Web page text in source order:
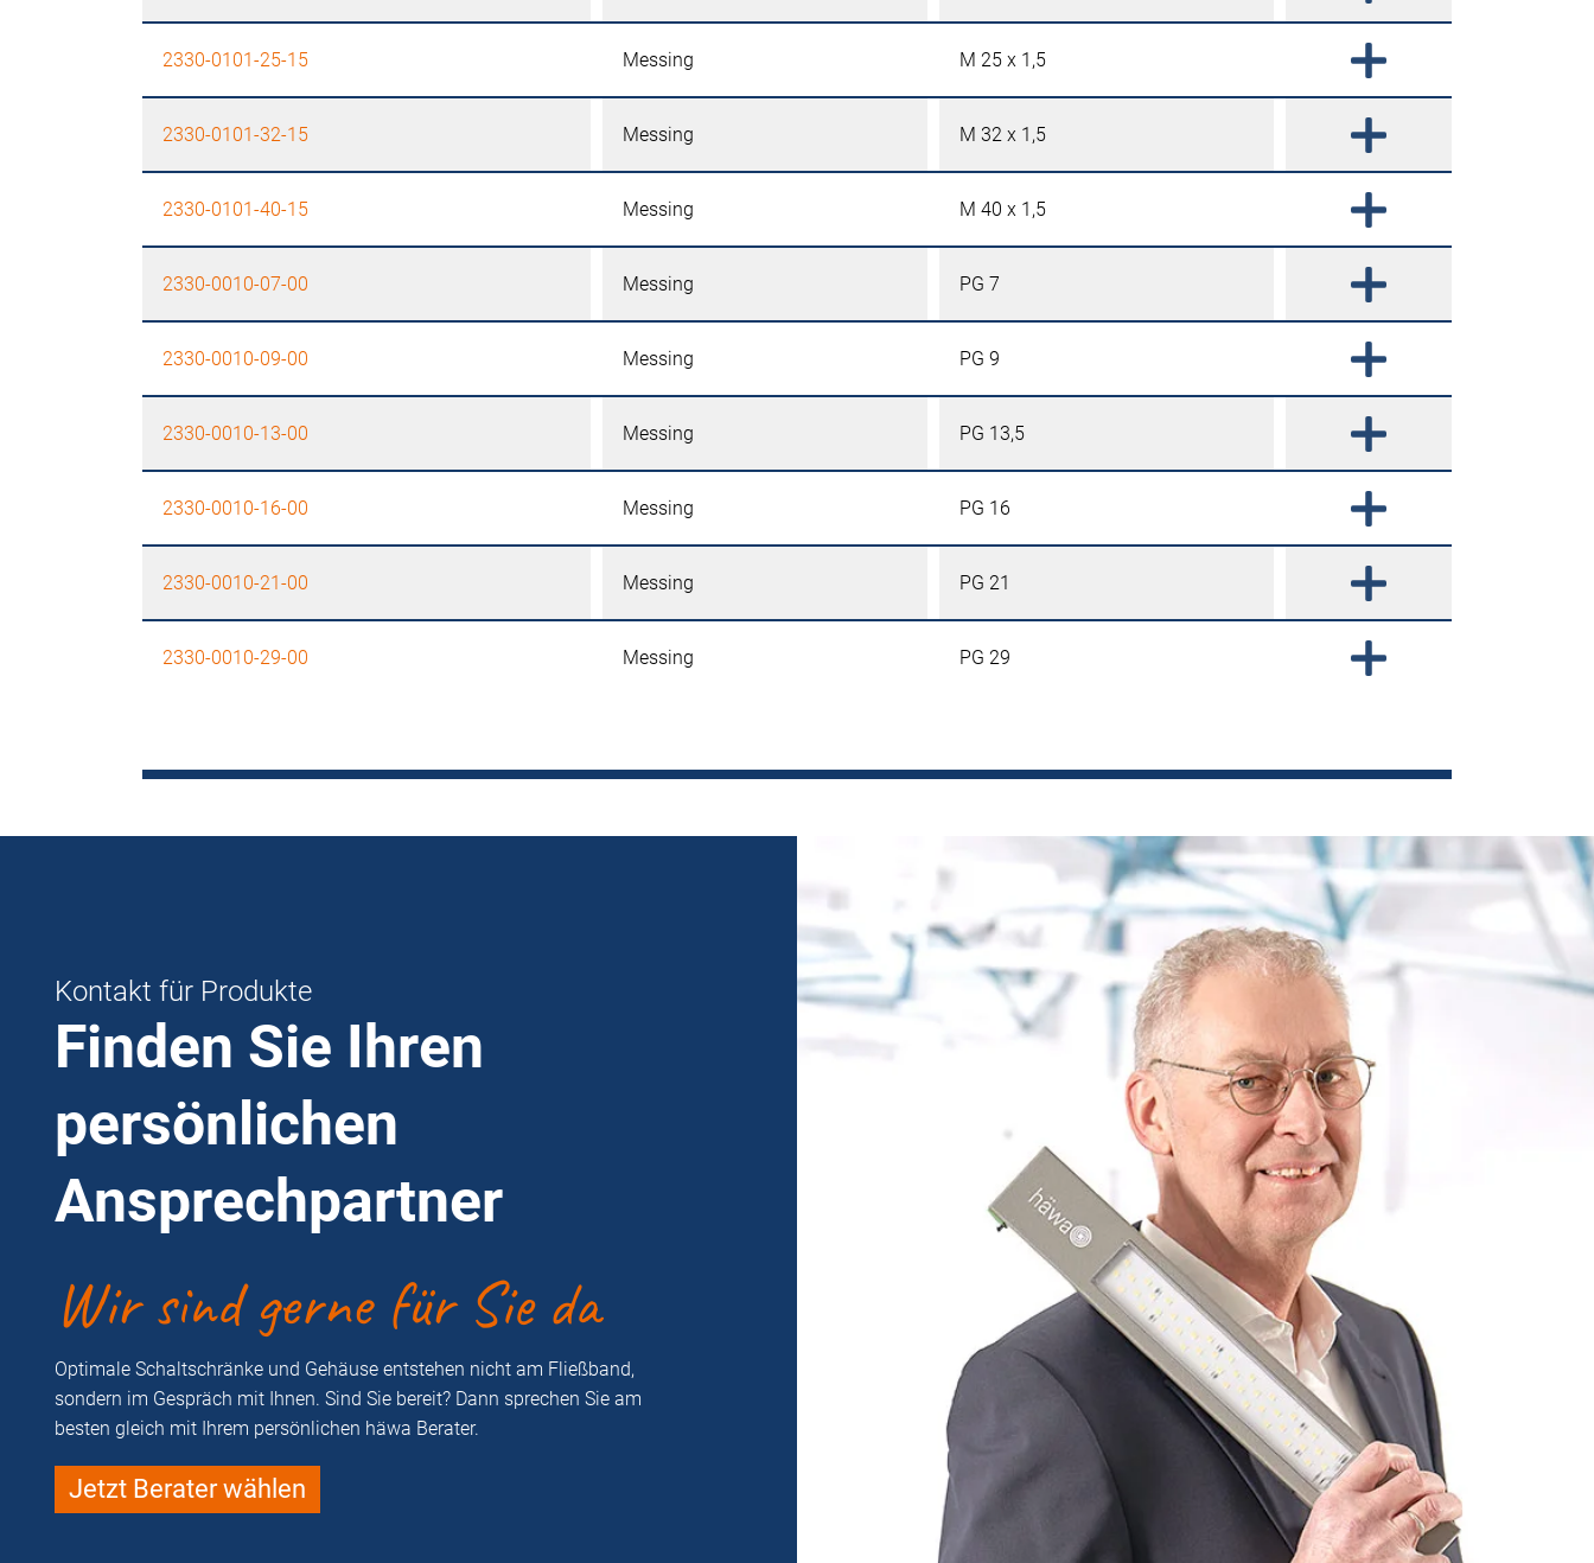
2330-0101-25-15 Messing M 25 x 1,5
2330-0101-32-15 Messing M 32 x 1,5
2330-0101-40-15 Messing M 40 x 1,5
2330-0010-07-00 Messing PG 7
2330-0010-09-00 Messing PG 9
2330-0010-13-00 Messing PG 13,5
2330-0010-16-00 Messing PG 16
2330-0010-21-00 Messing PG 21
2330-0010-29-00 Messing PG 29
Kontakt für Produkte
Finden Sie Ihren
persönlichen
Ansprechpartner
Wir sind gerne für Sie da
Optimale Schaltschränke und Gehäuse entstehen nicht am Fließband,
sondern im Gespräch mit Ihnen. Sind Sie bereit? Dann sprechen Sie am
besten gleich mit Ihrem persönlichen häwa Berater.
Jetzt Berater wählen